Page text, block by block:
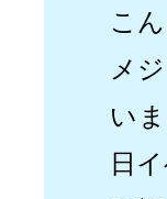
こ
メ
い
日